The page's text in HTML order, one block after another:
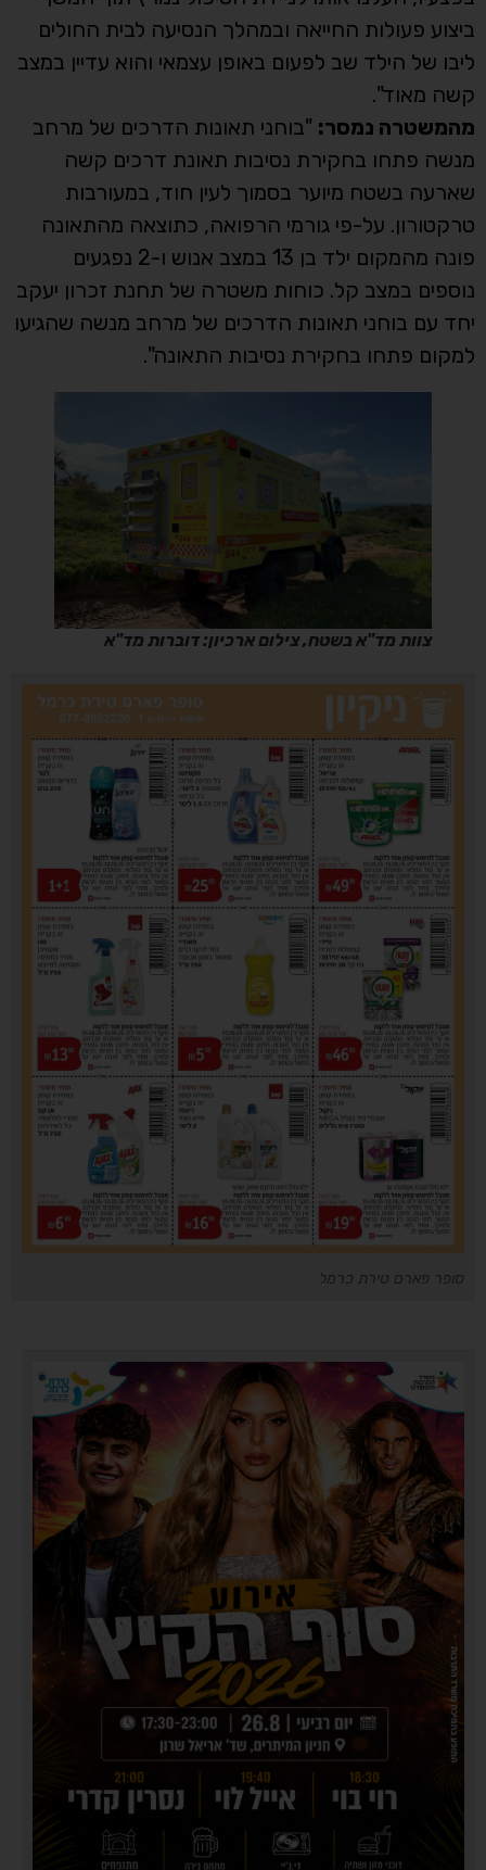
ביצוע פעולות החייאה ובמהלך הנסיעה לבית החולים
ליבו של הילד שב לפעום באופן עצמאי והוא עדיין במצב
קשה מאוד".
מהמשטרה נמסר: "בוחני תאונות הדרכים של מרחב
מנשה פתחו בחקירת נסיבות תאונת דרכים קשה
שארעה בשטח מיוער בסמוך לעין חוד, במעורבות
טרקטורון. על-פי גורמי הרפואה, כתוצאה מהתאונה
פונה מהמקום ילד בן 13 במצב אנוש ו-2 נפגעים
נוספים במצב קל. כוחות משטרה של תחנת זכרון יעקב
יחד עם בוחני תאונות הדרכים של מרחב מנשה שהגיעו
למקום פתחו בחקירת נסיבות התאונה".
צוות מד"א בשטח, צילום ארכיון: דוברות מד"א
סופר פארם טירת כרמל